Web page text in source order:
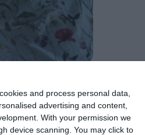
and process personal data,
advertising and content,
With your permission we
device scanning. You may click to